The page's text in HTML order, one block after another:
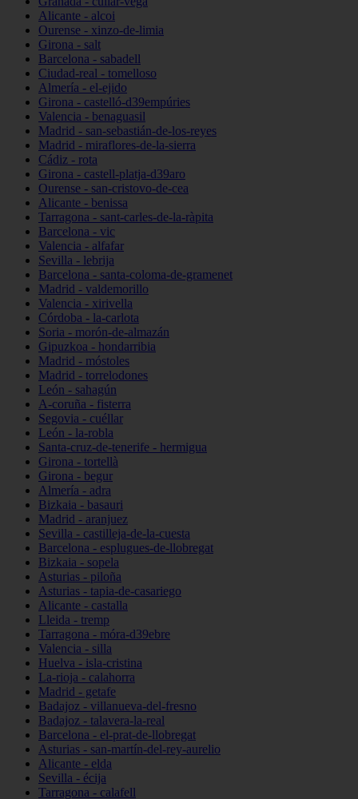
Alicante - alcoi
Ourense - xinzo-de-limia
Girona - salt
Barcelona - sabadell
Ciudad-real - tomelloso
Almería - el-ejido
Girona - castelló-d39empúries
Valencia - benaguasil
Madrid - san-sebastián-de-los-reyes
Madrid - miraflores-de-la-sierra
Cádiz - rota
Girona - castell-platja-d39aro
Ourense - san-cristovo-de-cea
Alicante - benissa
Tarragona - sant-carles-de-la-ràpita
Barcelona - vic
Valencia - alfafar
Sevilla - lebrija
Barcelona - santa-coloma-de-gramenet
Madrid - valdemorillo
Valencia - xirivella
Córdoba - la-carlota
Soria - morón-de-almazán
Gipuzkoa - hondarribia
Madrid - móstoles
Madrid - torrelodones
León - sahagún
A-coruña - fisterra
Segovia - cuéllar
León - la-robla
Santa-cruz-de-tenerife - hermigua
Girona - tortellà
Girona - begur
Almería - adra
Bizkaia - basauri
Madrid - aranjuez
Sevilla - castilleja-de-la-cuesta
Barcelona - esplugues-de-llobregat
Bizkaia - sopela
Asturias - piloña
Asturias - tapia-de-casariego
Alicante - castalla
Lleida - tremp
Tarragona - móra-d39ebre
Valencia - silla
Huelva - isla-cristina
La-rioja - calahorra
Madrid - getafe
Badajoz - villanueva-del-fresno
Badajoz - talavera-la-real
Barcelona - el-prat-de-llobregat
Asturias - san-martín-del-rey-aurelio
Alicante - elda
Sevilla - écija
Tarragona - calafell